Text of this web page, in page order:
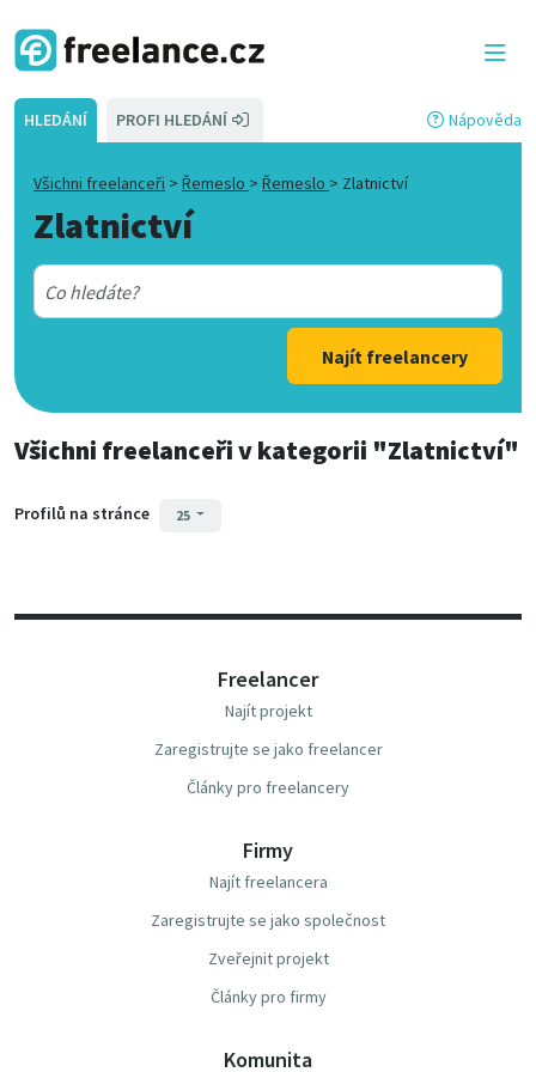
HLEDÁNÍ PROFI HLEDÁNÍ Nápověda
Všichni freelanceři > Řemeslo > Řemeslo > Zlatnictví
Zlatnictví
Najít freelancery
Všichni freelanceřiv kategorii "Zlatnictví"
Profilů na stránce 25
Freelancer
Najít projekt
Zaregistrujte se jako freelancer
Články pro freelancery
Firmy
Najít freelancera
Zaregistrujte se jako společnost
Zveřejnit projekt
Články pro firmy
Komunita